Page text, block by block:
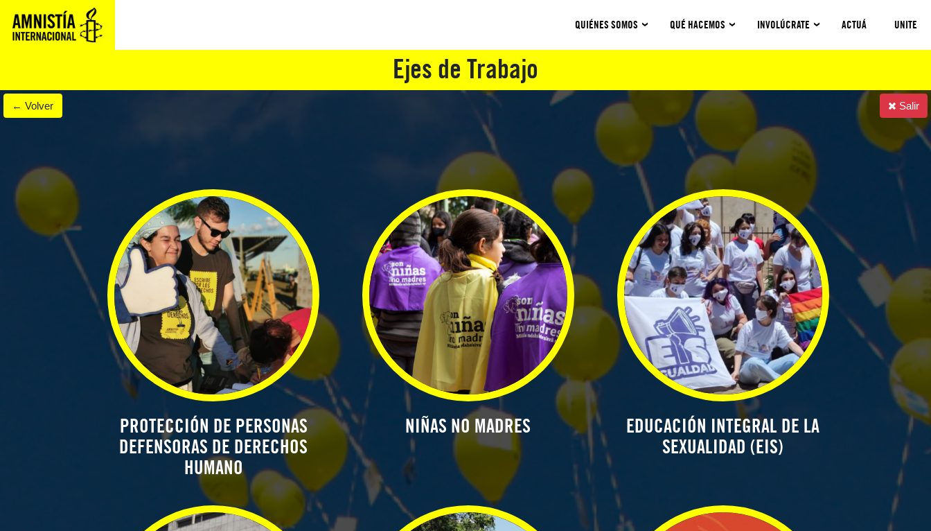
QUIÉNES SOMOS QUÉ HACEMOS INVOLÚCRATE ACTUÁ UNITE
Conocé más sobre Amnistía Internacional Paraguay
Ejes de Trabajo
← Volver Salir
PROTECCIÓN DE PERSONAS
DEFENSORAS DE DERECHOS
HUMANO
NIÑAS NO MADRES
EDUCACIÓN INTEGRAL DE LA
SEXUALIDAD (EIS)